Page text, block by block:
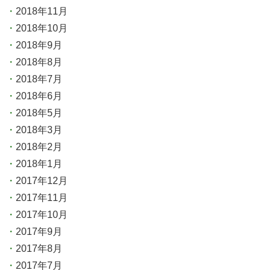
2018年11月
2018年10月
2018年9月
2018年8月
2018年7月
2018年6月
2018年5月
2018年3月
2018年2月
2018年1月
2017年12月
2017年11月
2017年10月
2017年9月
2017年8月
2017年7月